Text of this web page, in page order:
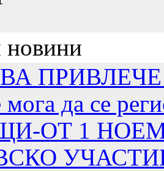
новини
да се
ОТ 1